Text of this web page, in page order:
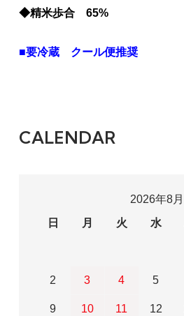
◆精米歩合 65%
■要冷蔵 クール便推奨
CALENDAR
2026年8月
日
月 火 水
2 3 4 5
9 10 11 12